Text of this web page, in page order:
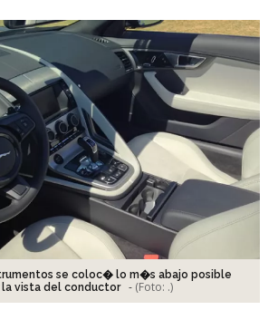
se coloc� lo m�s abajo posible
vista del conductor
- (Foto: .)